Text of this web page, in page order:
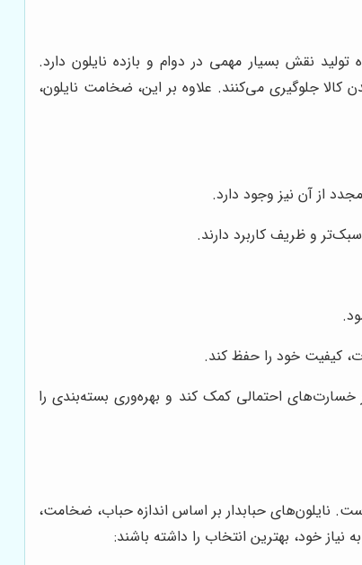
نقش بسیار مهمی در دوام و بازده نایلون دارد.
جلوگیری می‌کنند. علاوه بر این، ضخامت نایلون،
از آن نیز وجود دارد.
و ظریف کاربرد دارند.
کیفیت خود را حفظ کند.
خسارت‌های احتمالی کمک کند و بهره‌وری بسته‌بندی را
نایلون‌های حبابدار بر اساس اندازه حباب، ضخامت،
خود، بهترین انتخاب را داشته باشند: